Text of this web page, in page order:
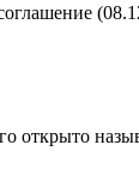
открыто